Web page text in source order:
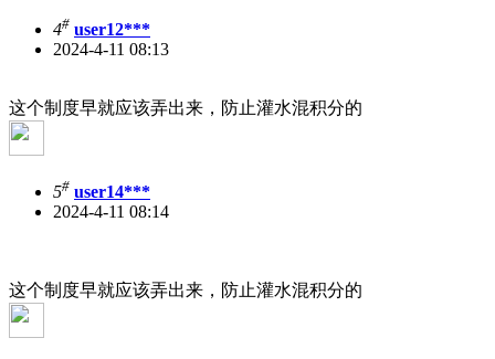
4# user12***
2024-4-11 08:13
这个制度早就应该弄出来，防止灌水混积分的
5# user14***
2024-4-11 08:14
这个制度早就应该弄出来，防止灌水混积分的